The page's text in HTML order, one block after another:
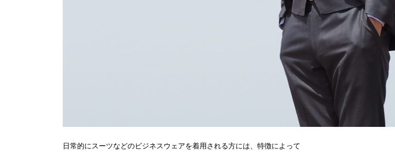
日常的にスーツなどのビジネスウェアを着用される方には、特徴によって